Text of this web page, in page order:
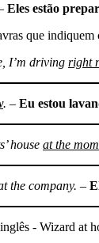
Eles estão
que
I’m driving right
. – Eu estou
house at the
the company. –